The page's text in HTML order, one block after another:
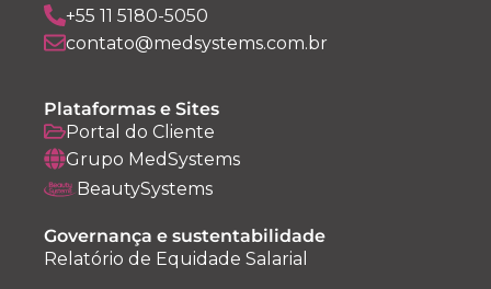
+55 11 5180-5050
contato@medsystems.com.br
Plataformas e Sites
Portal do Cliente
Grupo MedSystems
BeautySystems
Governança e sustentabilidade
Relatório de Equidade Salarial